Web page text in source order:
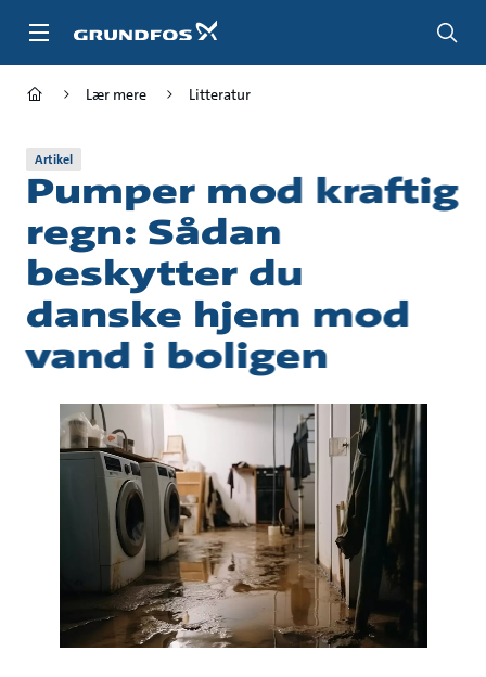
Lær mere Litteratur
Artikel
Pumper mod kraftig
regn: Sådan
beskytter du
danske hjem mod
vand i boligen